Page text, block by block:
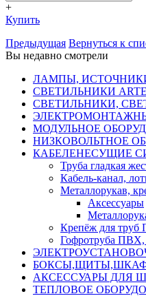
+
Купить
Предыдущая Вернуться к
Вы недавно смотрели
ЛАМПЫ,
СВЕТИЛЬНИКИ
СВЕТИЛЬНИКИ,
МОДУЛЬНОЕ
НИЗКОВОЛЬТНОЕ
КАБЕЛЕНЕСУЩИЕ
Труба гладкая
Кабель-канал,
Металлорукав,
Аксессуары
Крепёж для
Гофротруба
АКСЕССУАРЫ ДЛЯ
ТЕПЛОВОЕ